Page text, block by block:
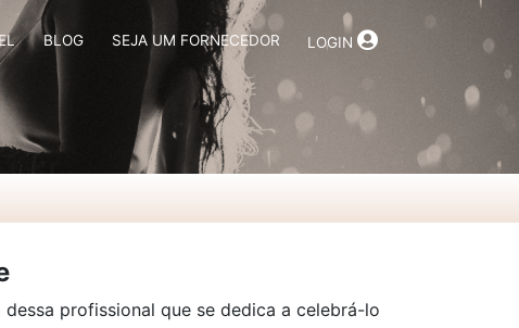
BLOG SEJA UM FORNECEDOR LOGIN
profissional que se dedica a celebrá-lo